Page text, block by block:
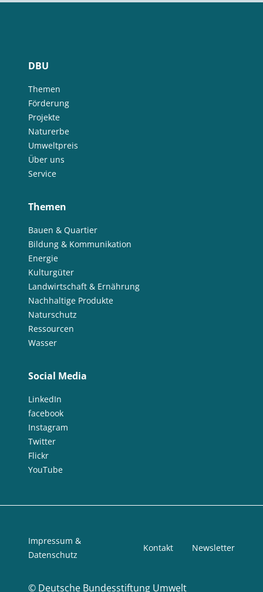
DBU
Themen
Förderung
Projekte
Naturerbe
Umweltpreis
Über uns
Service
Themen
Bauen & Quartier
Bildung & Kommunikation
Energie
Kulturgüter
Landwirtschaft & Ernährung
Nachhaltige Produkte
Naturschutz
Ressourcen
Wasser
Social Media
LinkedIn
facebook
Instagram
Twitter
Flickr
YouTube
© Deutsche Bundesstiftung Umwelt
Impressum &
Datenschutz
Kontakt Newsletter